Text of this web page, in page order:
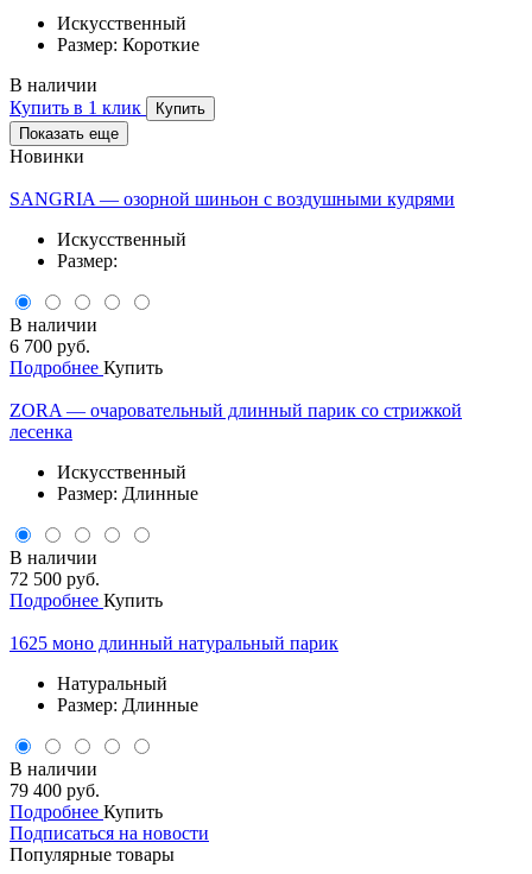
Искусственный
Размер: Короткие
В наличии
Купить в 1 клик
Купить
Показать еще
Новинки
SANGRIA — озорной шиньон с воздушными кудрями
Искусственный
Размер:
В наличии
6 700 руб.
Подробнее Купить
ZORA — очаровательный длинный парик со стрижкой
лесенка
Искусственный
Размер: Длинные
В наличии
72 500 руб.
Подробнее Купить
1625 моно длинный натуральный парик
Натуральный
Размер: Длинные
В наличии
79 400 руб.
Подробнее Купить
Подписаться на новости
Популярные товары